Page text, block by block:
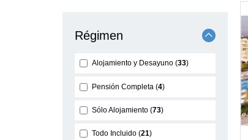
Régimen
Alojamiento y Desayuno 33
Pensión Completa 4
Sólo Alojamiento 73
Todo Incluido 21